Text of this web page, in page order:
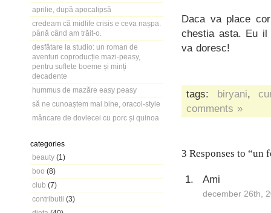
aprilie, după apocalipsă
credeam că midlife crisis e ceva nașpa.
până când am trăit-o.
desfătare la studio: un roman de
aventuri coproducție mazi-peasy,
pentru suflete boeme și minți
decadente
hummus de mazăre easy peasy
să ne cunoaștem mai bine, oracol-style
mâncare de dovlecei cu porc și quinoa
categories
beauty (1)
boo (8)
club (7)
contributii (3)
Daca va place
chestia asta. Eu
va doresc!
tags: biryani,
comments »
3 Responses to “un
Ami
december 26th,